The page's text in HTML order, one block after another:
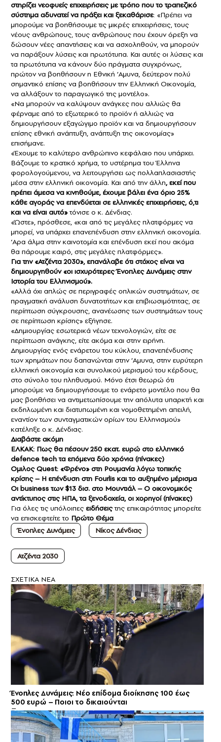
στηρίζει νεοφυείς επιχειρήσεις με τρόπο που το τραπεζικό
σύστημα αδυνατεί να πράξει και ξεκαθάρισε: «Πρέπει να
μπορούμε να βοηθήσουμε τις μικρές επιχειρήσεις, τους
νέους ανθρώπους, τους ανθρώπους που έχουν όρεξη να
δώσουν νέες απαντήσεις και να ασχοληθούν, να μπορούν
να παράξουν λύσεις και πρωτότυπα. Και αυτές οι λύσεις και
τα πρωτότυπα να κάνουν δύο πράγματα συγχρόνως,
πρώτον να βοηθήσουν η Εθνική ‘Αμυνα, δεύτερον πολύ
σημαντικό επίσης να βοηθήσουν την Ελληνική Οικονομία,
να αλλάξουν το παραγωγικό της μοντέλο».
«Να μπορούν να καλύψουν ανάγκες που αλλιώς θα
φέρναμε από το εξωτερικό το προϊόν ή αλλιώς να
δημιουργήσουν εξαγώγιμο προϊόν και να δημιουργήσουν
επίσης εθνική ανάπτυξη, ανάπτυξη της οικονομίας»
επισήμανε.
«Έχουμε το καλύτερο ανθρώπινο κεφάλαιο που υπάρχει.
Βάζουμε το κρατικό χρήμα, το υστέρημα του Έλληνα
φορολογούμενου, να λειτουργήσει ως πολλαπλασιαστής
μέσα στην ελληνική οικονομία. Και από την άλλη, εκεί που
πρέπει άμεσα να κινηθούμε, έχουμε βάλει ένα όριο 25%
κάθε αγοράς να επενδύεται σε ελληνικές επιχειρήσεις, ό,τι
και να είναι αυτό»τόνισε ο κ. Δένδιας.
«Ώστε», πρόσθεσε, «και από τις μεγάλες πλατφόρμες να
μπορεί, να υπάρχει επανεπένδυση στην ελληνική οικονομία.
‘Αρα άλμα στην καινοτομία και επένδυση εκεί που ακόμα
θα πάρουμε καιρό, στις μεγάλες πλατφόρμες».
Για την «Ατζέντα 2030», επανάλαβε ότι στόχος είναι να
δημιουργηθούν «οι ισχυρότερες Ένοπλες Δυνάμεις στην
Ιστορία του Ελληνισμού».
«Αλλά όχι απλώς σε περιγραφές οπλικών συστημάτων, σε
πραγματική ανάλυση δυνατοτήτων και επιβιωσιμότητας, σε
περίπτωση σύγκρουσης, ανανέωσης των συστημάτων τους
σε περίπτωση κρίσης» εξήγησε.
«Δημιουργίας εσωτερικά νέων τεχνολογιών, είτε σε
περίπτωση ανάγκης, είτε ακόμα και στην ειρήνη.
Δημιουργίας ενός ενάρετου του κύκλου, επανεπένδυσης
των χρημάτων που δαπανώνται στην ‘Αμυνα, στην ευρύτερη
ελληνική οικονομία και συνολικού μερισμού του κέρδους,
στο σύνολο του πληθυσμού. Μόνο έτσι θεωρώ ότι
μπορούμε να δημιουργήσουμε το ενάρετο μοντέλο που θα
μας βοηθήσει να αντιμετωπίσουμε την απόλυτα υπαρκτή και
εκδηλωμένη και διατυπωμένη και νομοθετημένη απειλή,
εναντίον των συνταγματικών ορίων του Ελληνισμού»
κατέληξε ο κ. Δένδιας.
Διαβάστε ακόμη
ΕΛΚΑΚ: Πως θα πέσουν 250 εκατ. ευρώ στο ελληνικό
defence tech τα επόμενα δύο χρόνια (πίνακες)
Oμιλος Quest: «Φρένο» στη Ρουμανία λόγω τοπικής
κρίσης – Η επένδυση στη Fourlis και το αυξημένο μέρισμα
Οι business των $13 δισ. στο Μουντιάλ – Ο οικονομικός
αντίκτυπος στις ΗΠΑ, τα ξενοδοχεία, οι χορηγοί (πίνακες)
Για όλες τις υπόλοιπες ειδήσειςτης επικαιρότητας μπορείτε
να επισκεφτείτε το Πρώτο Θέμα
Ένοπλες Δυνάμεις
Νίκος Δένδιας
Ατζέντα 2030
ΣXETIKA NEA
Ένοπλες Δυνάμεις: Νέο επίδομα διοίκησης 100 έως
500 ευρώ – Ποιοι το δικαιούνται